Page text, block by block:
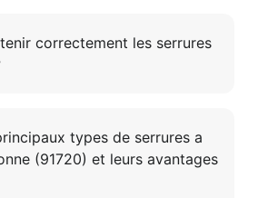
correctement les serrures
types de serrures a
(91720) et leurs avantages